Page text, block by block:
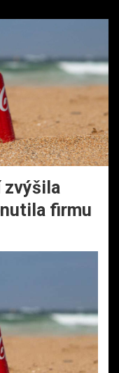
zvýšila
firmu